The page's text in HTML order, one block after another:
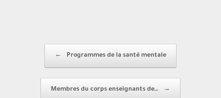
← Programmes de la santé mentale
Membres du corps enseignants de… →